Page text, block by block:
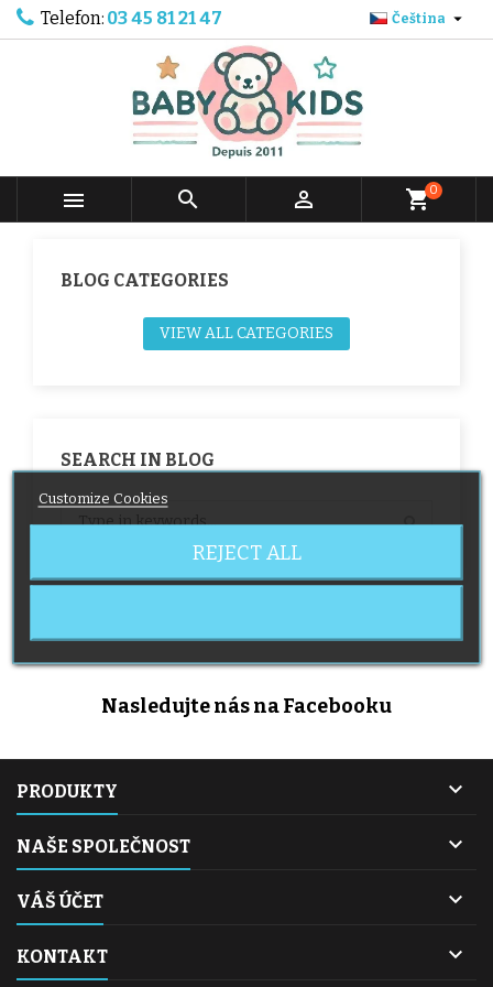
Telefon: 03 45 81 21 47 Čeština 
   shopping_cart0
BLOG CATEGORIES
VIEW ALL CATEGORIES
SEARCH IN BLOG
Nasledujte nás na Facebooku
PRODUKTY 
NAŠE SPOLEČNOST 
VÁŠ ÚČET 
KONTAKT 
Customize Cookies
REJECT ALL